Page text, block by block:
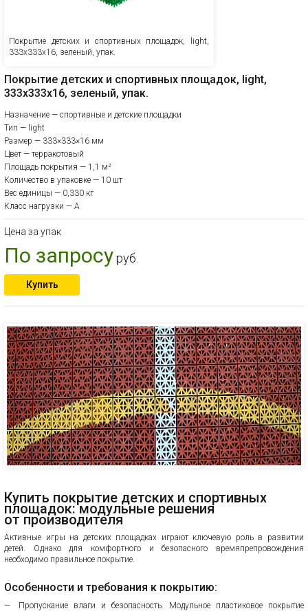
Покрытие детских и спортивных площадок, light,
333х333х16, зеленый, упак.
Покрытие детских и спортивных площадок, light,
333х333х16, зеленый, упак.
Назначение — спортивные и детские площадки
Тип — light
Размер — 333×333×16 мм
Цвет — терракотовый
Площадь покрытия — 1,1 м²
Количество в упаковке — 10 шт
Вес единицы — 0,330 кг
Класс нагрузки — A
Цена за упак
По запросуруб.
Купить
Купить покрытие детских и спортивных
площадок: модульные решения
от производителя
Активные игры на детских площадках играют ключевую роль в развитии
детей. Однако для комфортного и безопасного времяпрепровождения
необходимо правильное покрытие.
Особенности и требования к покрытию:
Пропускание влаги и безопасность. Модульное пластиковое покрытие